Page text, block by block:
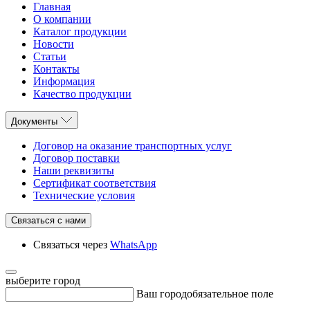
Главная
О компании
Каталог продукции
Новости
Статьи
Контакты
Информация
Качество продукции
Документы
Договор на оказание транспортных услуг
Договор поставки
Наши реквизиты
Сертификат соответствия
Технические условия
Связаться с нами
Связаться через WhatsApp
выберите город
Ваш городобязательное поле